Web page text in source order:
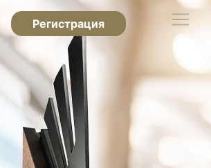
Регистрация